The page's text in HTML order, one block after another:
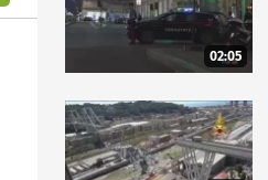
02:05